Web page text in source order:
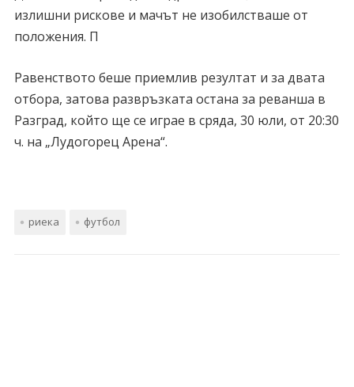
излишни рискове и мачът не изобилстваше от
положения. П
Равенството беше приемлив резултат и за двата
отбора, затова развръзката остана за реванша в
Разград, който ще се играе в сряда, 30 юли, от 20:30
ч. на „Лудогорец Арена“.
риека футбол